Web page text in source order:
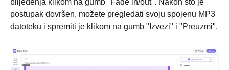
postupak dovršen, možete pregledati svoju spojenu MP3
datoteku i spremiti je klikom na gumb "Izvezi" i "Preuzmi".